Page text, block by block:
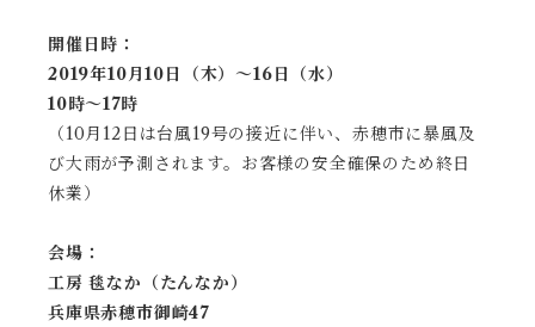
開催日時：
2019年10月10日（木）〜16日（水）
10時〜17時
（10月12日は台風19号の接近に伴い、赤穂市に暴風及
び大雨が予測されます。お客様の安全確保のため終日
休業）
会場：
工房 毯なか（たんなか）
兵庫県赤穂市御崎47